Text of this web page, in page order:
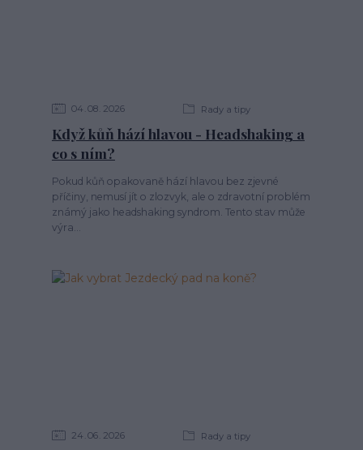
04 08 2026 Rady a tipy
Když kůň hází hlavou - Headshaking a
co s ním?
Pokud kůň opakovaně hází hlavou bez zjevné
příčiny, nemusí jít o zlozvyk, ale o zdravotní problém
známý jako headshaking syndrom. Tento stav může
výra...
24 06 2026 Rady a tipy